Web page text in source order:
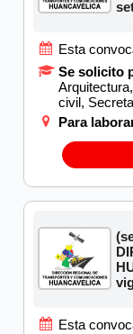
Esta
Se solicito
civil,
Para
Esta